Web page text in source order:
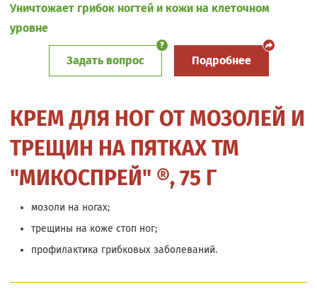
Уничтожает грибок ногтей и кожи на клеточном
уровне
Задать вопрос Подробнее
КРЕМ ДЛЯ НОГ ОТ МОЗОЛЕЙ И
ТРЕЩИН НА ПЯТКАХ ТМ
"МИКОСПРЕЙ" ®, 75 Г
мозоли на ногах;
трещины на коже стоп ног;
профилактика грибковых заболеваний.